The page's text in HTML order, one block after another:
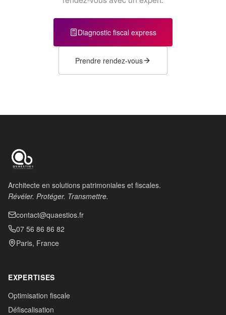
Diagnostic fiscal express
Prendre rendez-vous
Architecte en solutions patrimoniales et fiscales.
Révéler. Protéger. Transmettre.
contact@quaestios.fr
07 56 86 86 82
Paris, France
EXPERTISES
Optimisation fiscale
Défiscalisation